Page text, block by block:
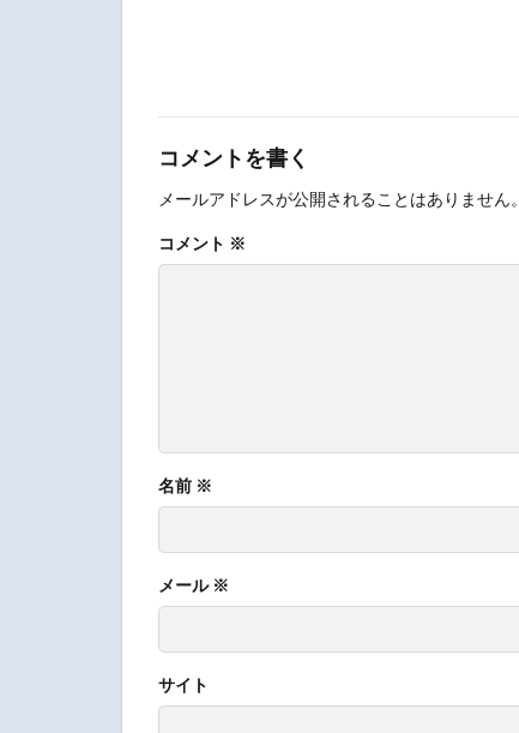
コメントを書く
メールアドレスが公開されることはありません。
コメント ※
名前 ※
メール ※
サイト